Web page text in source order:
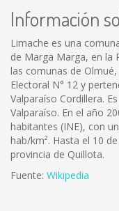
Información
Limache es una
de Marga Marga, en la
las comunas de
Electoral N° 12 y
Valparaíso Cordillera.
Valparaíso. En el año
habitantes (INE), con
hab/km². Hasta el 10
provincia de Quillota.
Fuente: Wikipedia